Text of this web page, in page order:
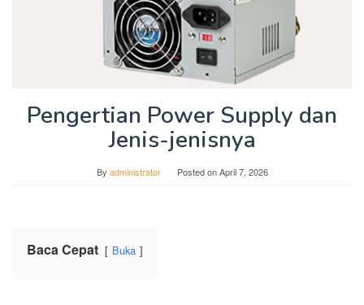
Pengertian Power Supply dan
Jenis-jenisnya
By administrator Posted onApril 7, 2026
Baca Cepat Buka